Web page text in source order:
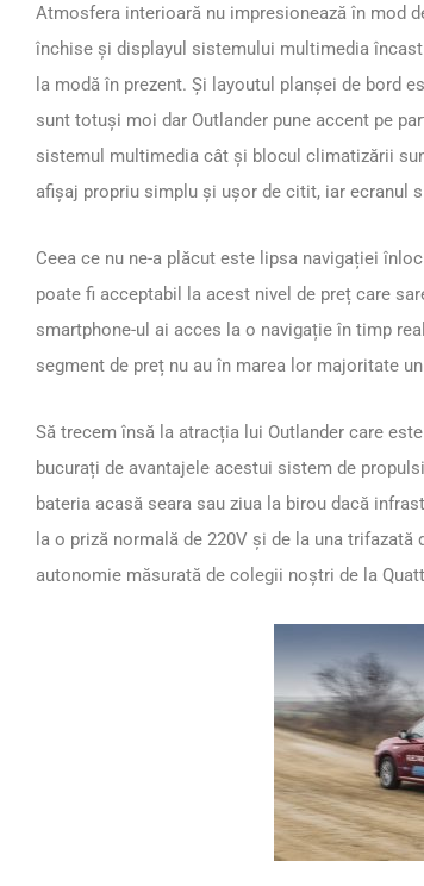
Atmosfera interioară nu impresionează în mod
închise și displayul sistemului multimedia
la modă în prezent. Și layoutul planșei de bord
sunt totuși moi dar Outlander pune accent pe
sistemul multimedia cât și blocul climatizării
afișaj propriu simplu și ușor de citit, iar ecranul
Ceea ce nu ne-a plăcut este lipsa navigației
poate fi acceptabil la acest nivel de preț care
smartphone-ul ai acces la o navigație în timp
segment de preț nu au în marea lor majoritate
Să trecem însă la atracția lui Outlander care
bucurați de avantajele acestui sistem de
bateria acasă seara sau ziua la birou dacă
la o priză normală de 220V și de la una
autonomie măsurată de colegii noștri de la